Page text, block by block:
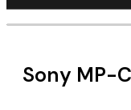
Sony MP-